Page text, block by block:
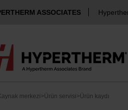
ASSOCIATES
merkezi>Ürün servisi>Ürün kaydı